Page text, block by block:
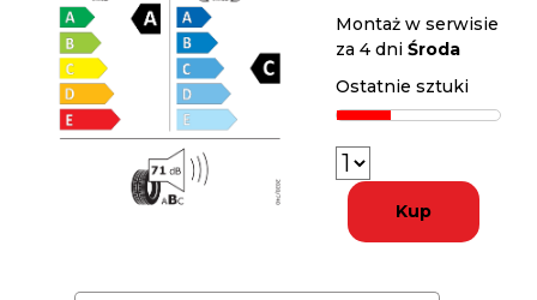
Montaż w serwisie
za 4 dniŚroda
Ostatnie sztuki
Kup